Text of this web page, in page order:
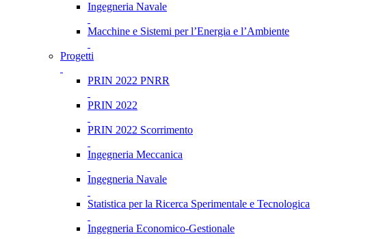
Ingegneria Navale
Macchine e Sistemi per l’Energia e l’Ambiente
Progetti
PRIN 2022 PNRR
PRIN 2022
PRIN 2022 Scorrimento
Ingegneria Meccanica
Ingegneria Navale
Statistica per la Ricerca Sperimentale e Tecnologica
Ingegneria Economico-Gestionale